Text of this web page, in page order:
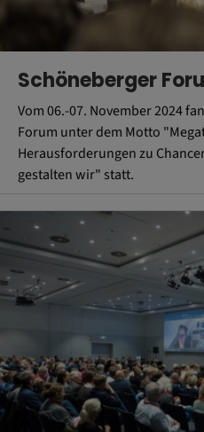
Schöneberger
Vom 06.-07. November 2024
Forum unter dem Motto
Herausforderungen zu
gestalten wir" statt.